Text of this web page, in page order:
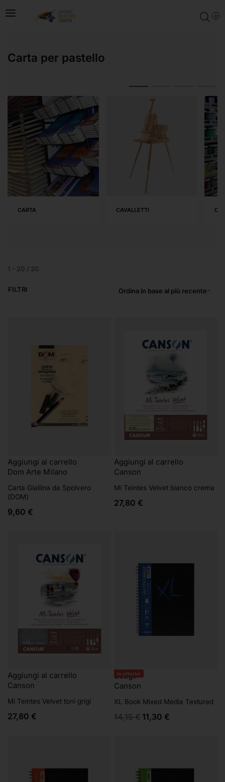
0
Carta per pastello
CARTA CAVALLETTI
1 20 / 20
Ordina in base al più recente
FILTRI
Aggiungi al carrello
Dom Arte Milano
Carta Giallina da Spolvero
(DOM)
9,60 €
Aggiungi al carrello
Canson
Mi Teintes Velvet bianco crema
27,80 €
Aggiungi al carrello
Canson
Mi Teintes Velvet toni grigi
27,80 €
In offerta!
Scegli
Canson
XL Book Mixed Media Textured
14,15€ 11,30 €